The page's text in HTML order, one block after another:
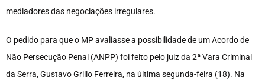
mediadores das negociações irregulares.
O pedido para que o MP avaliasse a possibilidade de um Acordo de
Não Persecução Penal (ANPP) foi feito pelo juiz da 2ª Vara Criminal
da Serra, Gustavo Grillo Ferreira, na última segunda-feira (18). Na